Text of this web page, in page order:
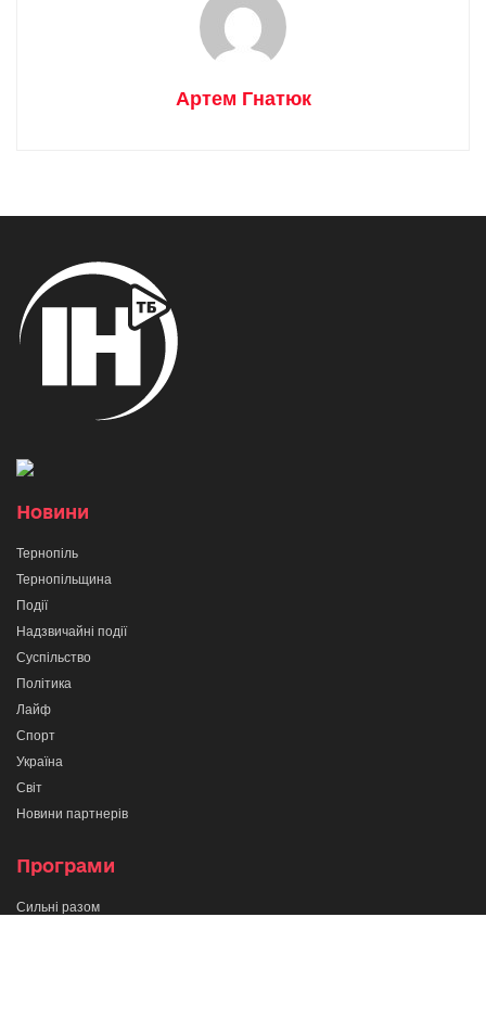
Артем Гнатюк
Новини
Тернопіль
Тернопільщина
Події
Надзвичайні події
Суспільство
Політика
Лайф
Спорт
Україна
Світ
Новини партнерів
Програми
Сильні разом